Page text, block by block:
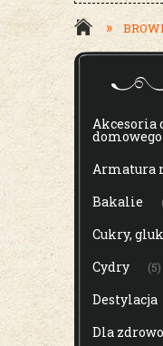
»
MENU
Akcesoria
domowego
Armatura
Bakalie
Cukry,
Cydry (5)
Destylacja
Dla